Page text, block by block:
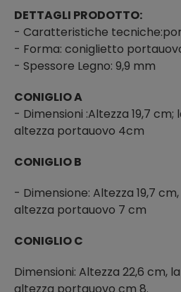
DETTAGLI PRODOTTO:
- Caratteristiche
- Forma: coniglietto
- Spessore Legno: 9,9 mm
CONIGLIO A
- Dimensioni :Altezza 19,7 cm;
altezza portauovo 4cm
CONIGLIO B
- Dimensione: Altezza 19,7
altezza portauovo 7 cm
CONIGLIO C
Dimensioni: Altezza 22,6 cm,
altezza portauovo cm 8.